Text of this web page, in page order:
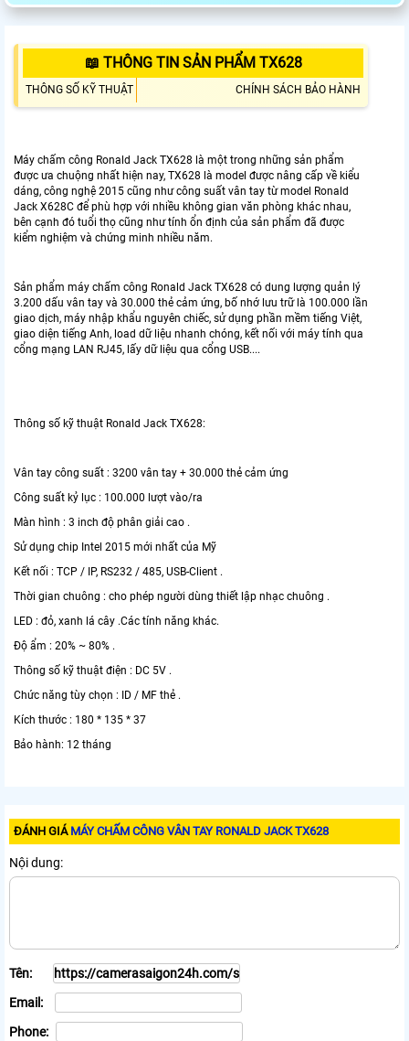
📖 THÔNG TIN SẢN PHẨM TX628
THÔNG SỐ KỸ THUẬT CHÍNH SÁCH BẢO HÀNH
Máy chấm công Ronald Jack TX628 là một trong những sản phẩm
được ưa chuộng nhất hiện nay, TX628 là model được nâng cấp về kiểu
dáng, công nghệ 2015 cũng như công suất vân tay từ model Ronald
Jack X628C để phù hợp với nhiều không gian văn phòng khác nhau,
bên cạnh đó tuổi thọ cũng như tính ổn định của sản phẩm đã được
kiểm nghiệm và chứng minh nhiều năm.
Sản phẩm máy chấm công Ronald Jack TX628 có dung lượng quản lý
3.200 dấu vân tay và 30.000 thẻ cảm ứng, bố nhớ lưu trữ là 100.000 lần
giao dịch, máy nhập khẩu nguyên chiếc, sử dụng phần mềm tiếng Việt,
giao diện tiếng Anh, load dữ liệu nhanh chóng, kết nối với máy tính qua
cổng mạng LAN RJ45, lấy dữ liệu qua cổng USB....
Thông số kỹ thuật Ronald Jack TX628:
Vân tay công suất : 3200 vân tay + 30.000 thẻ cảm ứng
Công suất kỷ lục : 100.000 lượt vào/ra
Màn hình : 3 inch độ phân giải cao .
Sử dụng chip Intel 2015 mới nhất của Mỹ
Kết nối : TCP / IP, RS232 / 485, USB-Client .
Thời gian chuông : cho phép người dùng thiết lập nhạc chuông .
LED : đỏ, xanh lá cây .Các tính năng khác.
Độ ẩm : 20% ~ 80% .
Thông số kỹ thuật điện : DC 5V .
Chức năng tùy chọn : ID / MF thẻ .
Kích thước : 180 * 135 * 37
Bảo hành: 12 tháng
ĐÁNH GIÁ MÁY CHẤM CÔNG VÂN TAY RONALD JACK TX628
Nội dung:
Tên:
Email:
Phone: